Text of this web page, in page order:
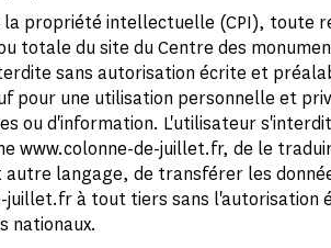
la propriété intellectuelle (CPI), toute
totale du site du Centre des
sans autorisation écrite et
pour une utilisation personnelle et
ou d'information. L'utilisateur
www.colonne-de-juillet.fr, de le
langage, de transférer les
juillet.fr à tout tiers sans l'autorisation
nationaux.